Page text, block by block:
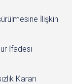
İlişkin
İfadesi
Kararı